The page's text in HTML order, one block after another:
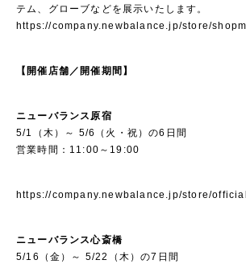
テム、グローブなどを展示いたします。
https://company.newbalance.jp/store/
【開催店舗／開催期間】
ニューバランス原宿
5/1（木）～ 5/6（火・祝）の6日間
営業時間：11:00～19:00
https://company.newbalance.jp/store/
ニューバランス心斎橋
5/16（金）～ 5/22（木）の7日間